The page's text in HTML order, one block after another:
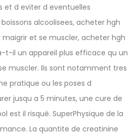
et d eviter d eventuelles
alcoolisees, acheter hgh
maigrir et se muscler, acheter hgh
t-il un appareil plus efficace qu un
muscler. Ils sont notamment tres
pratique ou les poses d
jusqu a 5 minutes, une cure de
est il risqué. SuperPhysique de la
La quantite de creatinine